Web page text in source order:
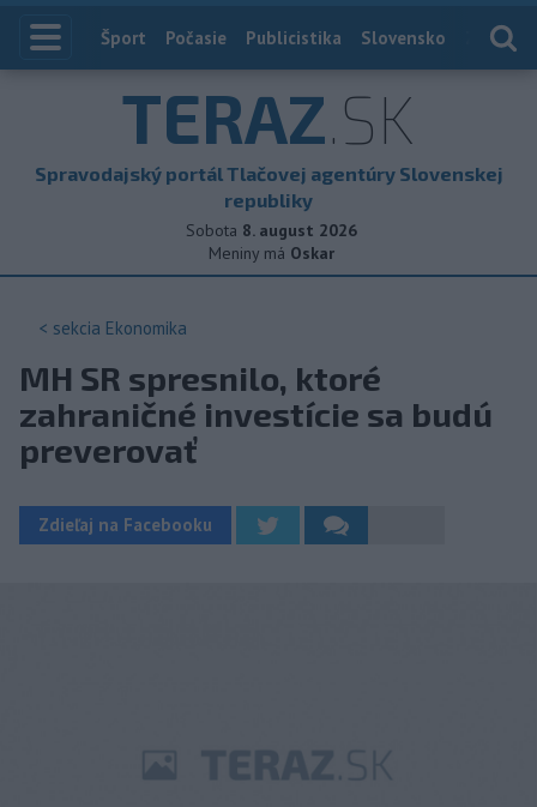
Index
Šport Počasie Publicistika Slovensko
TERAZ.SK
Spravodajský portál Tlačovej agentúry Slovenskej
republiky
Sobota 8. august 2026
Meniny má Oskar
< sekcia Ekonomika
MH SR spresnilo, ktoré
zahraničné investície sa budú
preverovať
Zdieľaj na Facebooku